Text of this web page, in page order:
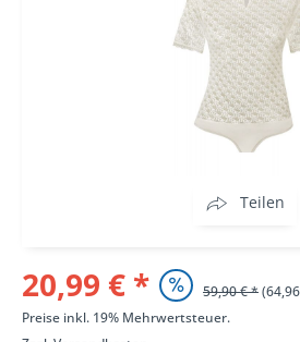
Teilen
20,99 € * 59,90 € *
Preise inkl. 19% Mehrwertsteuer.